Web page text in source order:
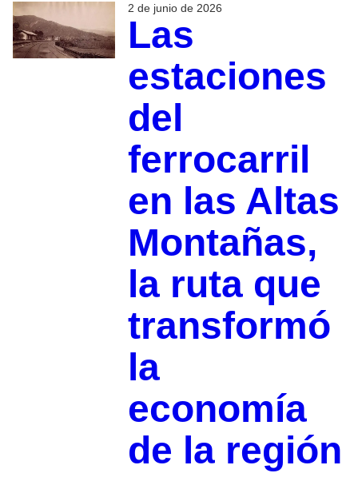
2 de junio de 2026
Las
estaciones
del
ferrocarril
en las Altas
Montañas,
la ruta que
transformó
la
economía
de la región